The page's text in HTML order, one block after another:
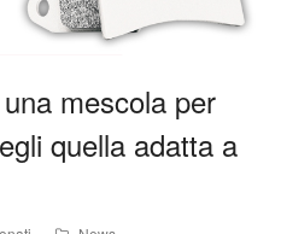
mescola per
quella adatta a